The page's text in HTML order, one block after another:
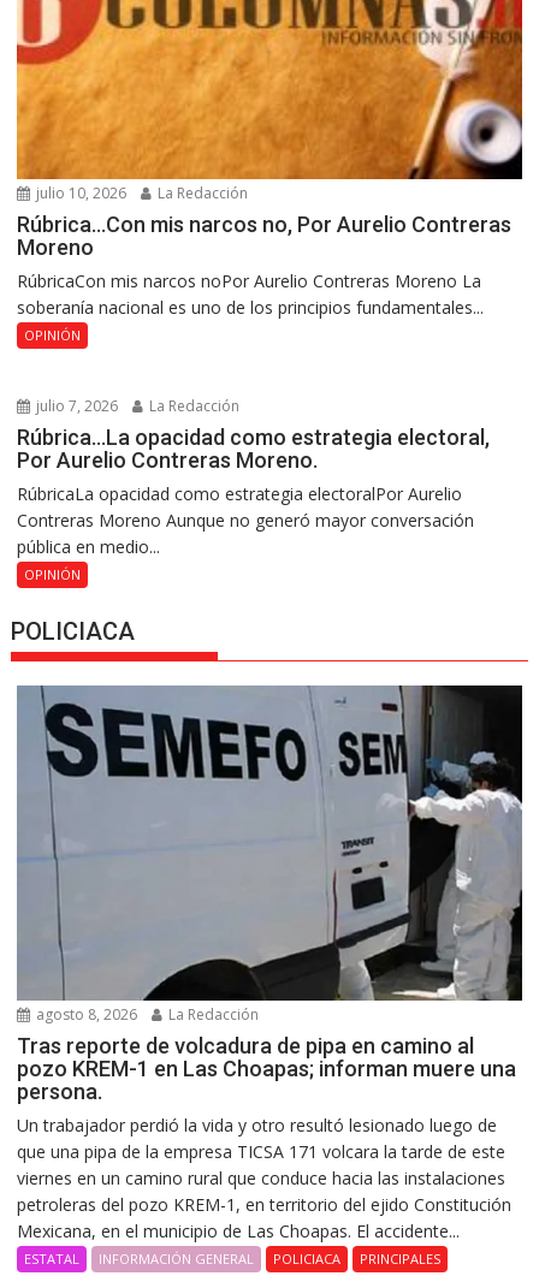
julio 10, 2026 La Redacción
Rúbrica…Con mis narcos no, Por Aurelio Contreras
Moreno
RúbricaCon mis narcos noPor Aurelio Contreras Moreno La
soberanía nacional es uno de los principios fundamentales...
OPINIÓN
julio 7, 2026 La Redacción
Rúbrica…La opacidad como estrategia electoral,
Por Aurelio Contreras Moreno.
RúbricaLa opacidad como estrategia electoralPor Aurelio
Contreras Moreno Aunque no generó mayor conversación
pública en medio...
OPINIÓN
POLICIACA
agosto 8, 2026 La Redacción
Tras reporte de volcadura de pipa en camino al
pozo KREM-1 en Las Choapas; informan muere una
persona.
Un trabajador perdió la vida y otro resultó lesionado luego de
que una pipa de la empresa TICSA 171 volcara la tarde de este
viernes en un camino rural que conduce hacia las instalaciones
petroleras del pozo KREM-1, en territorio del ejido Constitución
Mexicana, en el municipio de Las Choapas. El accidente...
ESTATAL INFORMACIÓN GENERAL POLICIACA PRINCIPALES